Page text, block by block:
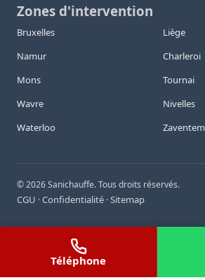
Zones d'intervention
Bruxelles
Liège
Namur
Charleroi
Mons
Tournai
Wavre
Nivelles
Waterloo
Zaventem
©2026Sanichauffe. Tous droits réservés.
CGU ·Confidentialité ·Sitemap